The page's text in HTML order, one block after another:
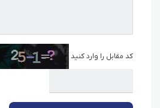
کد مقابل را وارد کنید